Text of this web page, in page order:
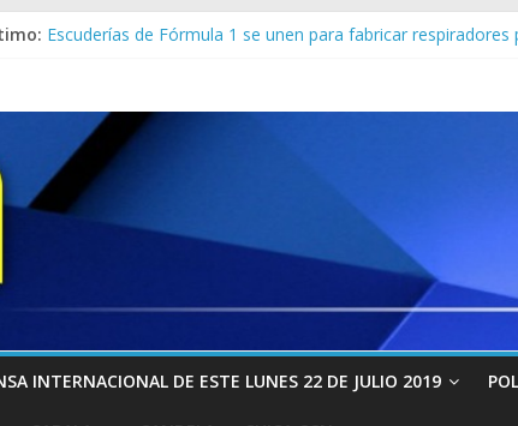
Escuderías de Fórmula 1 se unen para fabricar
Donald Trump promulga megaplan económico para EEUU
¡NO TENDRÁN PAZ! Iván Simonovis soltó este
INTERNACIONAL DE ESTE LUNES 22 DE JULIO 2019